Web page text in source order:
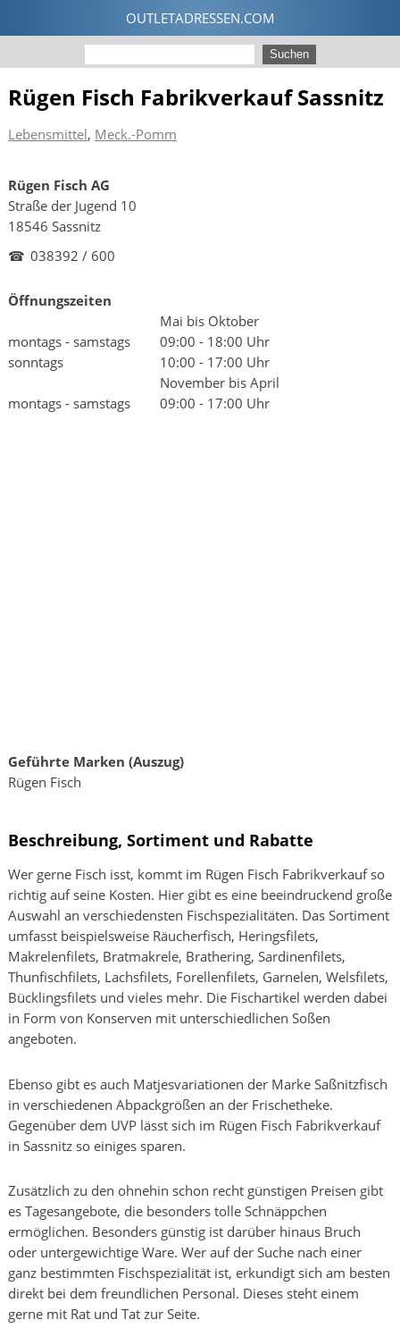
Rügen Fisch Fabrikverkauf Sassnitz
Lebensmittel, Meck.-Pomm
Rügen Fisch AG
Straße der Jugend 10
18546 Sassnitz
☎ 038392 / 600
Öffnungszeiten
Mai bis Oktober
montags - samstags
09:00 - 18:00 Uhr
sonntags
10:00 - 17:00 Uhr
November bis April
montags - samstags
09:00 - 17:00 Uhr
Geführte Marken (Auszug)
Rügen Fisch
Beschreibung, Sortiment und Rabatte
Wer gerne Fisch isst, kommt im Rügen Fisch Fabrikverkauf so
richtig auf seine Kosten. Hier gibt es eine beeindruckend große
Auswahl an verschiedensten Fischspezialitäten. Das Sortiment
umfasst beispielsweise Räucherfisch, Heringsfilets,
Makrelenfilets, Bratmakrele, Brathering, Sardinenfilets,
Thunfischfilets, Lachsfilets, Forellenfilets, Garnelen, Welsfilets,
Bücklingsfilets und vieles mehr. Die Fischartikel werden dabei
in Form von Konserven mit unterschiedlichen Soßen
angeboten.
Ebenso gibt es auch Matjesvariationen der Marke Saßnitzfisch
in verschiedenen Abpackgrößen an der Frischetheke.
Gegenüber dem UVP lässt sich im Rügen Fisch Fabrikverkauf
in Sassnitz so einiges sparen.
Zusätzlich zu den ohnehin schon recht günstigen Preisen gibt
es Tagesangebote, die besonders tolle Schnäppchen
ermöglichen. Besonders günstig ist darüber hinaus Bruch
oder untergewichtige Ware. Wer auf der Suche nach einer
ganz bestimmten Fischspezialität ist, erkundigt sich am besten
direkt bei dem freundlichen Personal. Dieses steht einem
gerne mit Rat und Tat zur Seite.